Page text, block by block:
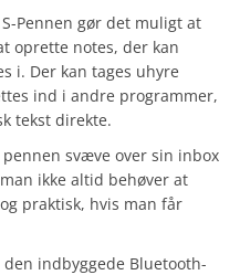
Pennen gør det muligt at
oprette notes, der kan
i. Der kan tages uhyre
ind i andre programmer,
tekst direkte.
svæve over sin inbox
ikke altid behøver at
praktisk, hvis man får
indbyggede Bluetooth-